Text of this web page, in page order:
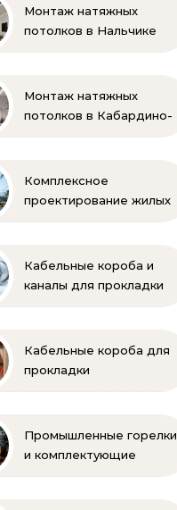
Монтаж натяжных
потолков в Нальчике
Монтаж натяжных
потолков в Кабардино-
Комплексное
проектирование жилых
Кабельные короба и
каналы для прокладки
Кабельные короба для
прокладки
Промышленные горелки
и комплектующие